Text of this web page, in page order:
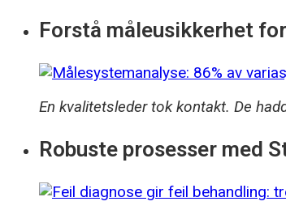
Forstå måleusikkerhet
En kvalitetsleder tok kontakt. De
Robuste prosesser med